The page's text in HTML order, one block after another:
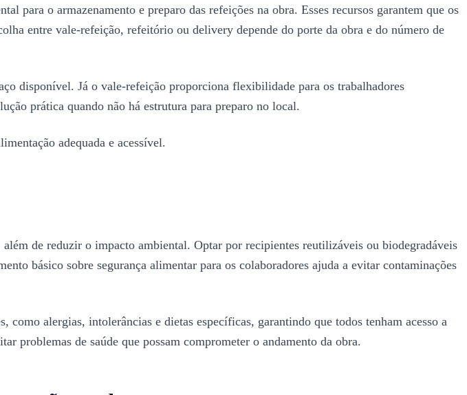
para o armazenamento e preparo das refeições na obra. Esses recursos garantem que os
entre vale-refeição, refeitório ou delivery depende do porte da obra e do número de
disponível. Já o vale-refeição proporciona flexibilidade para os trabalhadores
prática quando não há estrutura para preparo no local.
adequada e acessível.
de reduzir o impacto ambiental. Optar por recipientes reutilizáveis ou biodegradáveis
básico sobre segurança alimentar para os colaboradores ajuda a evitar contaminações
alergias, intolerâncias e dietas específicas, garantindo que todos tenham acesso a
problemas de saúde que possam comprometer o andamento da obra.